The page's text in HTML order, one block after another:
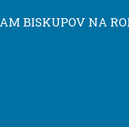
BISKUPOV NA